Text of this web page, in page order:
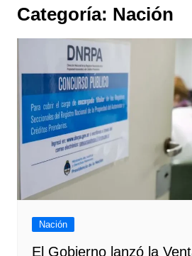
Categoría: Nación
Nación
El Gobierno lanzó la